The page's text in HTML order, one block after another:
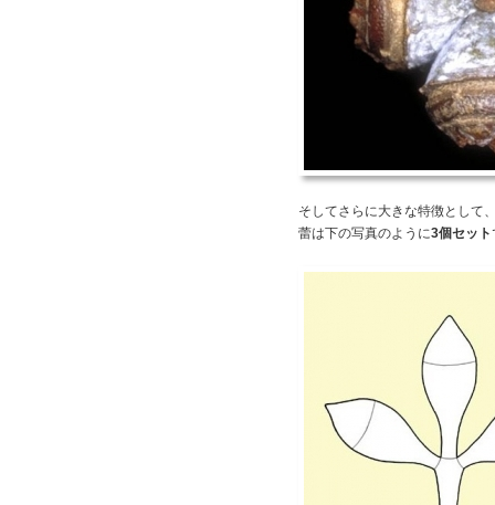
そしてさらに大きな特徴として
蕾は下の写真のように3個セット